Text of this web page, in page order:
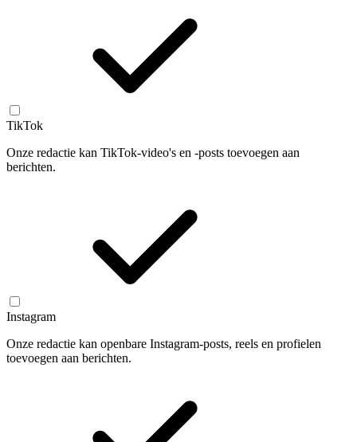
TikTok
Onze redactie kan TikTok-video's en -posts toevoegen aan
berichten.
Instagram
Onze redactie kan openbare Instagram-posts, reels en profielen
toevoegen aan berichten.